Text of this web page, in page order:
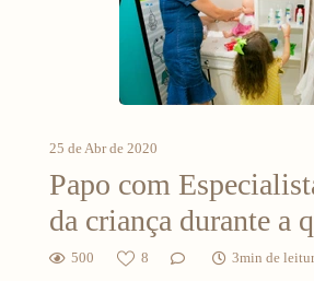
25 de Abr de 2020
Papo com
da criança durante a
500 8 3min de